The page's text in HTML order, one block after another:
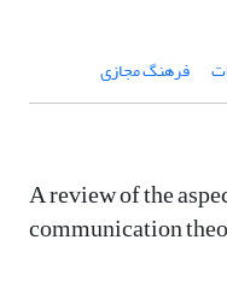
فرهنگ مجازی
A review of the
communication